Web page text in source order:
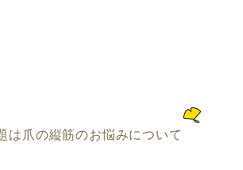
爪の縦筋のお悩みについて